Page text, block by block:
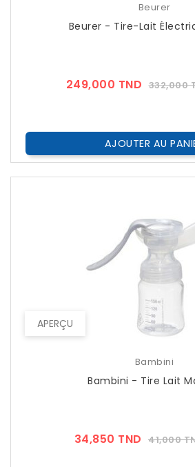
Beurer
Beurer - Tire-Lait
249,000 TND Prix
332,000
AJOUTER AU
APERÇU
Bambini
Bambini - Tire Lait
34,850 TND Prix
41,000